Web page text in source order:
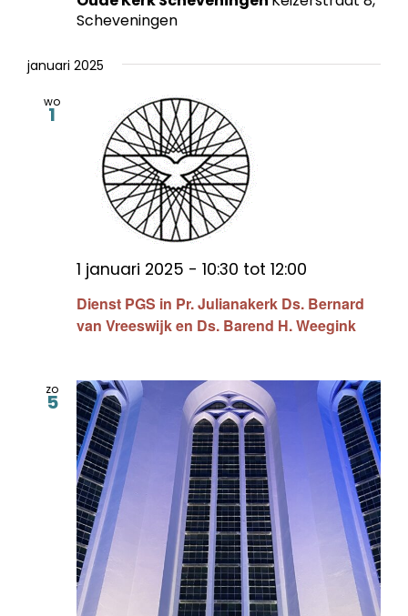
Scheveningen
januari 2025
wo
1
Dienst PGS in Pr. Julianakerk Ds. Bernard
van Vreeswijk en Ds. Barend H. Weegink
1 januari 2025 - 10:30 tot 12:00
zo
5